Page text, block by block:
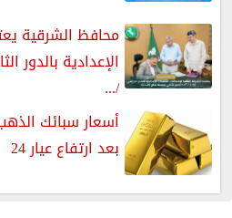
محافظ الشرقية
/...
أسعار سبائك
بعد ارتفاع عيار 24